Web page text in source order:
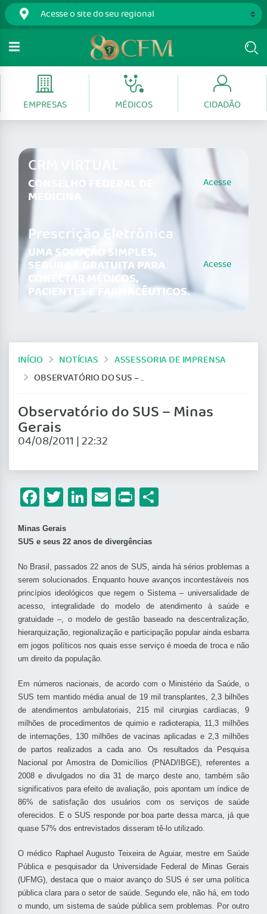
EMPRESAS MÉDICOS CIDADÃO
CRM VIRTUAL
CONSELHO FEDERAL DE
MEDICINA
Acesse
Prescrição Eletrônica
UMA SOLUÇÃO SIMPLES,
SEGURA E GRATUITA PARA
CONECTAR MÉDICOS,
PACIENTES E FARMACÊUTICOS.
Acesse
INÍCIO NOTÍCIAS
ASSESSORIA DE IMPRENSA
OBSERVATÓRIO DO SUS – MINAS GERAIS
Observatório do SUS – Minas
Gerais
04/08/2011 | 22:32
Facebook
Twitter
LinkedIn
Email
Print
Minas Gerais
SUS e seus 22 anos de divergências
No Brasil, passados 22 anos de SUS, ainda há sérios problemas a
serem solucionados. Enquanto houve avanços incontestáveis nos
princípios ideológicos que regem o Sistema – universalidade de
acesso, integralidade do modelo de atendimento à saúde e
gratuidade –, o modelo de gestão baseado na descentralização,
hierarquização, regionalização e participação popular ainda esbarra
em jogos políticos nos quais esse serviço é moeda de troca e não
um direito da população.
Em números nacionais, de acordo com o Ministério da Saúde, o
SUS tem mantido média anual de 19 mil transplantes, 2,3 bilhões
de atendimentos ambulatoriais, 215 mil cirurgias cardíacas, 9
milhões de procedimentos de quimio e radioterapia, 11,3 milhões
de internações, 130 milhões de vacinas aplicadas e 2,3 milhões
de partos realizados a cada ano. Os resultados da Pesquisa
Nacional por Amostra de Domicílios (PNAD/IBGE), referentes a
2008 e divulgados no dia 31 de março deste ano, também são
significativos para efeito de avaliação, pois apontam um índice de
86% de satisfação dos usuários com os serviços de saúde
oferecidos. E o SUS responde por boa parte dessa marca, já que
quase 57% dos entrevistados disseram tê-lo utilizado.
O médico Raphael Augusto Teixeira de Aguiar, mestre em Saúde
Pública e pesquisador da Universidade Federal de Minas Gerais
(UFMG), destaca que o maior avanço do SUS é ser uma política
pública clara para o setor de saúde. Segundo ele, não há, em todo
o mundo, um sistema de saúde pública sem problemas. Por outro